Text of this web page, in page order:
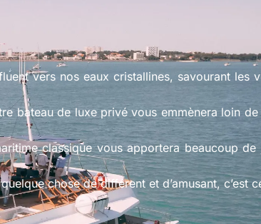
vers nos eaux cristallines, savourant les
bateau de luxe privé vous emmènera loin
classique vous apportera beaucoup de
chose de différent et d’amusant, c’est